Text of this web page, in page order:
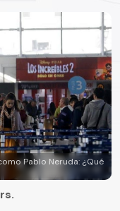
Pablo Neruda: ¿Qué